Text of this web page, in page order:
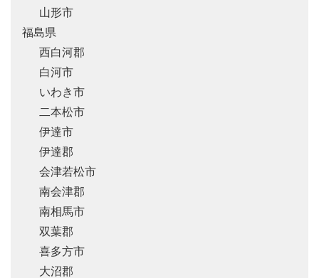
山形市
福島県
西白河郡
白河市
いわき市
二本松市
伊達市
伊達郡
会津若松市
南会津郡
南相馬市
双葉郡
喜多方市
大沼郡